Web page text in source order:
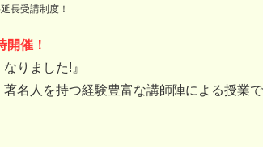
長受講制度！
催！
なりました!』
名人を持つ経験豊富な講師陣による授業